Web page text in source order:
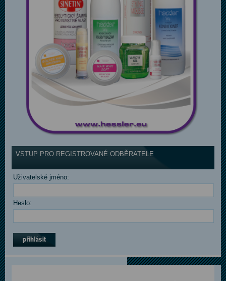
VSTUP PRO REGISTROVANÉ ODBĚRATELE
Uživatelské jméno:
Heslo: